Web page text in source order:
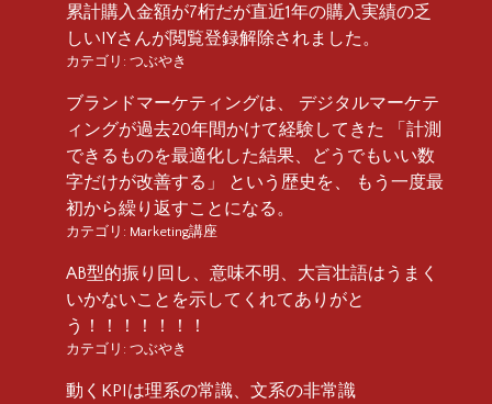
累計購入金額が7桁だが直近1年の購入実績の乏
しいIYさんが閲覧登録解除されました。
カテゴリ: つぶやき
ブランドマーケティングは、 デジタルマーケテ
ィングが過去20年間かけて経験してきた 「計測
できるものを最適化した結果、どうでもいい数
字だけが改善する」 という歴史を、 もう一度最
初から繰り返すことになる。
カテゴリ: Marketing講座
AB型的振り回し、意味不明、大言壮語はうまく
いかないことを示してくれてありがと
う！！！！！！！
カテゴリ: つぶやき
動くKPIは理系の常識、文系の非常識